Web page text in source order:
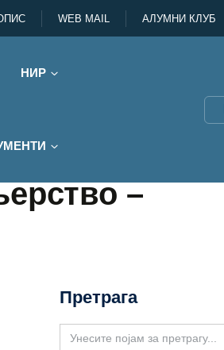
WEB MAIL АЛУМНИ КЛУБ
НИР
–
Претрага
Search
for: